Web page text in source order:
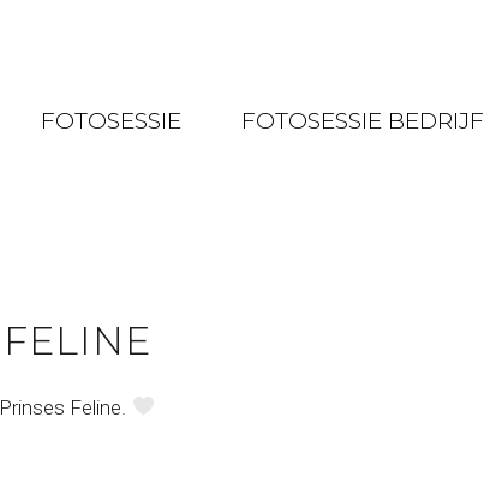
FOTOSESSIE FOTOSESSIE BEDRIJF
FELINE
Prinses Feline.